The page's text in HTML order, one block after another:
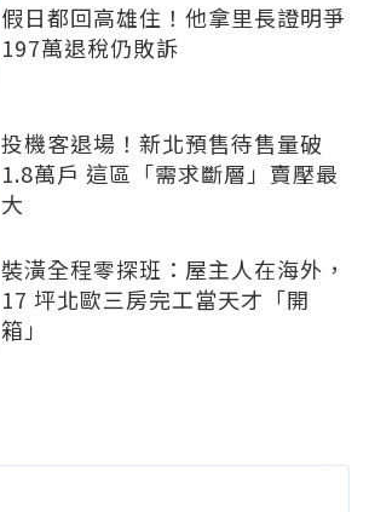
假日都回高雄住！他拿里長證明爭
197萬退稅仍敗訴
投機客退場！新北預售待售量破
1.8萬戶 這區「需求斷層」賣壓最
大
裝潢全程零探班：屋主人在海外，
17 坪北歐三房完工當天才「開
箱」